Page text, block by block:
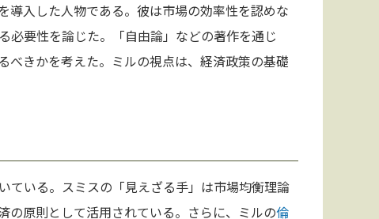
導入した人物である。彼は市場の効率性を認めな
必要性を論じた。「自由論」などの著作を通じ
べきかを考えた。ミルの視点は、経済政策の基礎
ている。スミスの「見えざる手」は市場均衡理論
の原則として活用されている。さらに、ミルの倫